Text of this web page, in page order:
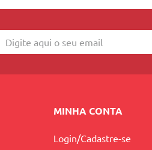
MINHA CONTA
Login/Cadastre-se